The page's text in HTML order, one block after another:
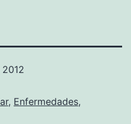
, Enfermedades,